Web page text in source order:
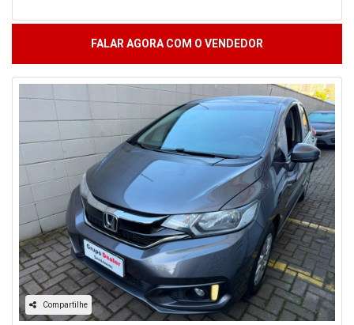
FALAR AGORA COM O VENDEDOR
Compartilhe